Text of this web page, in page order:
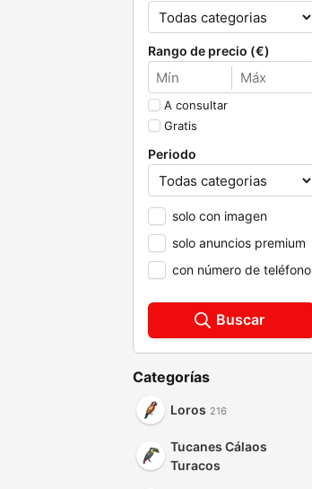
Rango de precio (€)
A consultar
Gratis
Periodo
solo con imagen
solo anuncios premium
con número de teléfono
Buscar
Categorías
Loros 216
Tucanes Cálaos
Turacos